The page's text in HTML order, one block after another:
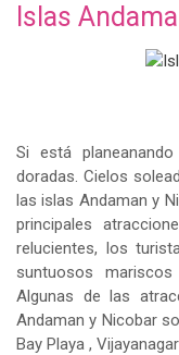
Islas
Si está
doradas. Cielos
las islas Andaman y
principales
relucientes, los
suntuosos
Algunas de las
Andaman y Nicobar
Bay Playa ,